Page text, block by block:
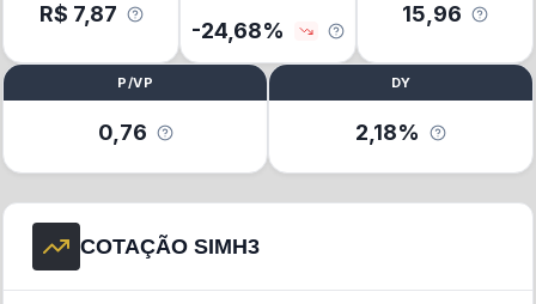
R$ 7,87
-24,68%
15,96
P/VP
0,76
DY
2,18%
COTAÇÃO SIMH3